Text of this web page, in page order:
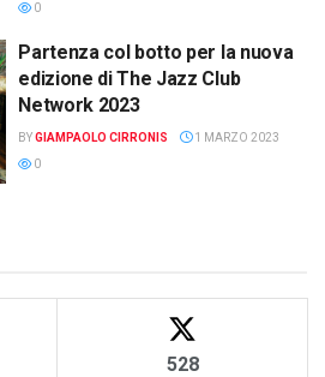
0
Partenza col botto per la nuova
edizione di The Jazz Club
Network 2023
BYGIAMPAOLO CIRRONIS
1 MARZO 2023
0
528